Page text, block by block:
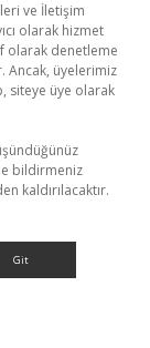
ve İletişim
olarak hizmet
olarak denetleme
Ancak, üyelerimiz
siteye üye olarak
bildirmeniz
kaldırılacaktır.